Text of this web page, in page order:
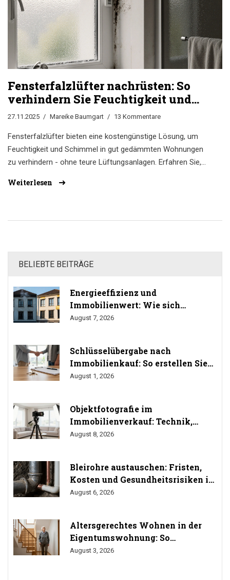
Fensterfalzlüfter nachrüsten: So
verhindern Sie Feuchtigkeit und
Schimmel ohne teure
27.11.2025 Mareike Baumgart 13 Kommentare
Fensterfalzlüfter bieten eine kostengünstige Lösung, um
Feuchtigkeit und Schimmel in gut gedämmten Wohnungen
zu verhindern - ohne teure Lüftungsanlagen. Erfahren Sie,
kosten.
Weiterlesen
BELIEBTE BEITRÄGE
Energieeffizienz und
Immobilienwert: Wie sich
Sanierung auf den Preis auswirkt
August 7, 2026
Schlüsselübergabe nach
Immobilienkauf: So erstellen Sie
das Übergabeprotokoll richtig
August 1, 2026
Objektfotografie im
Immobilienverkauf: Technik,
Perspektiven und Do's & Don'ts
August 8, 2026
Bleirohre austauschen: Fristen,
Kosten und Gesundheitsrisiken im
Trinkwasser
August 6, 2026
Altersgerechtes Wohnen in der
Eigentumswohnung: So
durchsetzen Sie Ihr Umbaurecht
August 3, 2026